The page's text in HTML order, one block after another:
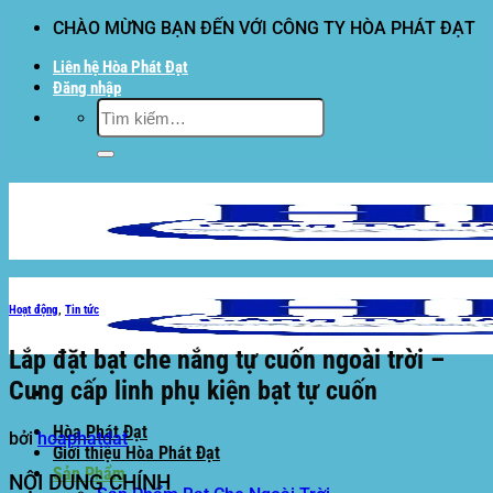
dung
CHÀO MỪNG BẠN ĐẾN VỚI CÔNG TY HÒA PHÁT ĐẠT
Liên hệ Hòa Phát Đạt
Đăng nhập
Tìm
kiếm:
Hòa Phát Đạt
Giới thiệu Hòa Phát Đạt
Sản Phẩm
Hoạt động, Tin tức
Lắp đặt bạt che nắng tự cuốn ngoài trời –
Cung cấp linh phụ kiện bạt tự cuốn
bởihoaphatdat
NỘI DUNG CHÍNH